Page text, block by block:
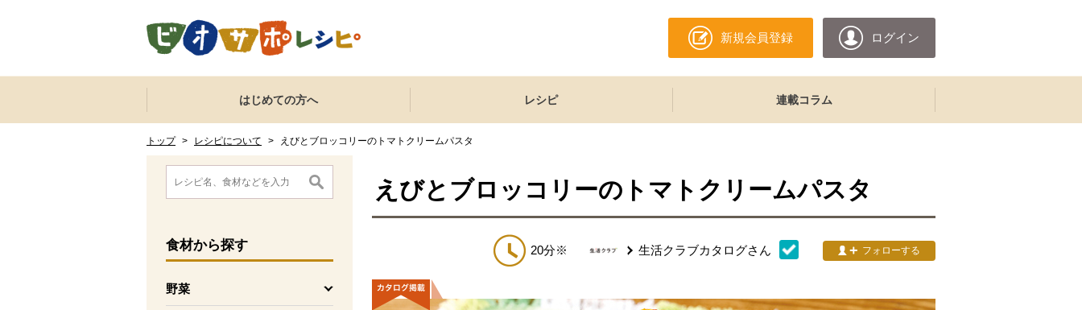
新規会員登録 ログイン
ここからサイト内共通メニューです。
サイト内共通メニューをスキップする
はじめての方へ レシピ 連載コラム
トップ > レシピについて > えびとブロッコリーのトマトクリームパスタ
ここから消費材検索メニューです。
食材から探す
野菜
を開く
消費材検索メニューここまで。
ここから本文です。
えびとブロッコリーのトマトクリームパスタ
20分※ 生活クラブカタログさん フォローする